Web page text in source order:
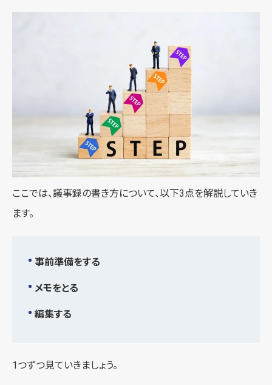
ここでは、議事録の書き方について、以下3点を解説していき
ます。
事前準備をする
メモをとる
編集する
1つずつ見ていきましょう。